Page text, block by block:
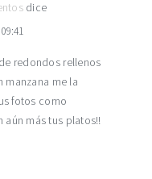
dice
redondos rellenos
manzana me la
fotos como
aún más tus platos!!